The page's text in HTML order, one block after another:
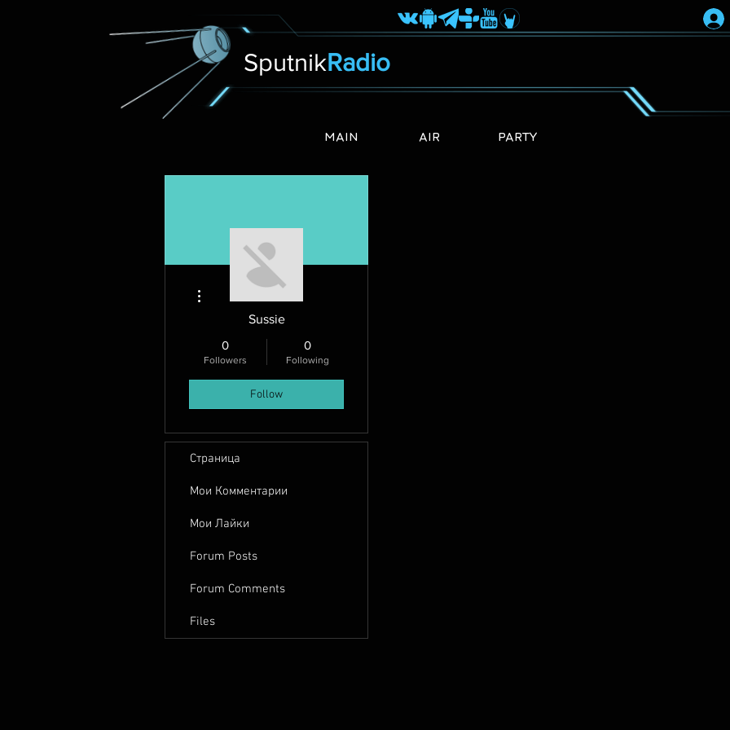
MAIN AIR PARTY
SputnikRadio
Sussie
0
Followers
0
Following
Follow
More actions
Страница
Мои Комментарии
Мои Лайки
Forum Posts
Forum Comments
Files